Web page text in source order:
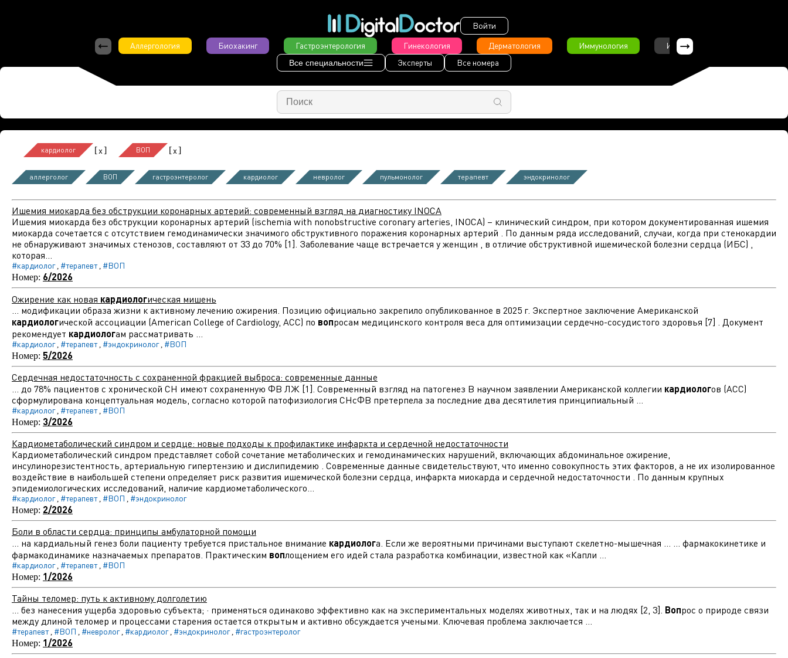
Войти
Аллергология
Биохакинг Гастроэнтерология Гинекология Дерматология Иммунология Интервью
Все специальности Эксперты Все номера
кардиолог [x] ВОП [x]
аллерголог ВОП гастроэнтеролог кардиолог невролог пульмонолог терапевт эндокринолог
Ишемия миокарда без обструкции коронарных артерий: современный взгляд на диагностику INOCA
Ишемия миокарда без обструкции коронарных артерий (ischemia with nonobstructive coronary arteries, INOCA) – клинический синдром, при котором документированная ишемия
миокарда сочетается с отсутствием гемодинамически значимого обструктивного поражения коронарных артерий . По данным ряда исследований, случаи, когда при стенокардии
не обнаруживают значимых стенозов, составляют от 33 до 70% [1]. Заболевание чаще встречается у женщин , в отличие обструктивной ишемической болезни сердца (ИБС) ,
которая...
#кардиолог, #терапевт, #ВОП
Номер: 6/2026
Ожирение как новая кардиологическая мишень
... модификации образа жизни к активному лечению ожирения. Позицию официально закрепило опубликованное в 2025 г. Экспертное заключение Американской
кардиологической ассоциации (American College of Cardiology, ACC) по вопросам медицинского контроля веса для оптимизации сердечно-сосудистого здоровья [7] . Документ
рекомендует кардиологам рассматривать ...
#кардиолог, #терапевт, #эндокринолог, #ВОП
Номер: 5/2026
Сердечная недостаточность с сохраненной фракцией выброса: современные данные
... до 78% пациентов с хронической СН имеют сохраненную ФВ ЛЖ [1]. Современный взгляд на патогенез В научном заявлении Американской коллегии кардиологов (ACC)
сформулирована концептуальная модель, согласно которой патофизиология СНсФВ претерпела за последние два десятилетия принципиальный ...
#кардиолог, #терапевт, #ВОП
Номер: 3/2026
Кардиометаболический синдром и сердце: новые подходы к профилактике инфаркта и сердечной недостаточности
Кардиометаболический синдром представляет собой сочетание метаболических и гемодинамических нарушений, включающих абдоминальное ожирение,
инсулинорезистентность, артериальную гипертензию и дислипидемию . Современные данные свидетельствуют, что именно совокупность этих факторов, а не их изолированное
воздействие в наибольшей степени определяет риск развития ишемической болезни сердца, инфаркта миокарда и сердечной недостаточности . По данным крупных
эпидемиологических исследований, наличие кардиометаболического...
#кардиолог, #терапевт, #ВОП , #эндокринолог
Номер: 2/2026
Боли в области сердца: принципы амбулаторной помощи
... на кардиальный генез боли пациенту требуется пристальное внимание кардиолога. Если же вероятными причинами выступают скелетно-мышечная ... ... фармакокинетике и
фармакодинамике назначаемых препаратов. Практическим воплощением его идей стала разработка комбинации, известной как «Капли ...
#кардиолог, #терапевт, #ВОП
Номер: 1/2026
Тайны теломер: путь к активному долголетию
... без нанесения ущерба здоровью субъекта; · применяться одинаково эффективно как на экспериментальных моделях животных, так и на людях [2, 3]. Вопрос о природе связи
между длиной теломер и процессами старения остается открытым и активно обсуждается учеными. Ключевая проблема заключается ...
#терапевт, #ВОП , #невролог, #кардиолог, #эндокринолог, #гастроэнтеролог
Номер: 1/2026